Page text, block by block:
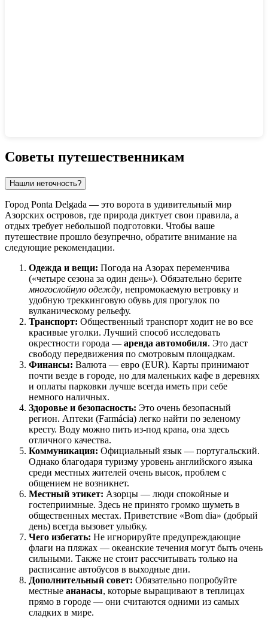
Советы путешественникам
Нашли неточность?
Город Ponta Delgada — это ворота в удивительный мир
Азорских островов, где природа диктует свои правила, а
отдых требует небольшой подготовки. Чтобы ваше
путешествие прошло безупречно, обратите внимание на
следующие рекомендации.
Одежда и вещи: Погода на Азорах переменчива
(«четыре сезона за один день»). Обязательно берите
многослойную одежду, непромокаемую ветровку и
удобную треккинговую обувь для прогулок по
вулканическому рельефу.
Транспорт: Общественный транспорт ходит не во все
красивые уголки. Лучший способ исследовать
окрестности города — аренда автомобиля. Это даст
свободу передвижения по смотровым площадкам.
Финансы: Валюта — евро (EUR). Карты принимают
почти везде в городе, но для маленьких кафе в деревнях
и оплаты парковки лучше всегда иметь при себе
немного наличных.
Здоровье и безопасность: Это очень безопасный
регион. Аптеки (Farmácia) легко найти по зеленому
кресту. Воду можно пить из-под крана, она здесь
отличного качества.
Коммуникация: Официальный язык — португальский.
Однако благодаря туризму уровень английского языка
среди местных жителей очень высок, проблем с
общением не возникнет.
Местный этикет: Азорцы — люди спокойные и
гостеприимные. Здесь не принято громко шуметь в
общественных местах. Приветствие «Bom dia» (добрый
день) всегда вызовет улыбку.
Чего избегать: Не игнорируйте предупреждающие
флаги на пляжах — океанские течения могут быть очень
сильными. Также не стоит рассчитывать только на
расписание автобусов в выходные дни.
Дополнительный совет: Обязательно попробуйте
местные ананасы, которые выращивают в теплицах
прямо в городе — они считаются одними из самых
сладких в мире.